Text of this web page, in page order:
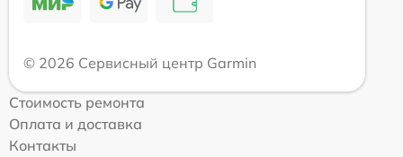
© 2026 Сервисный центр Garmin
Стоимость ремонта
Оплата и доставка
Контакты